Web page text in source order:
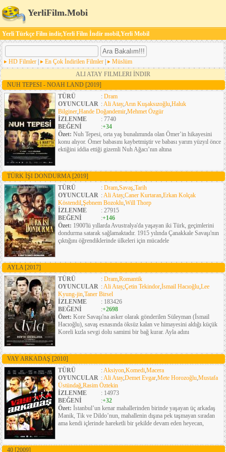
YerliFilm.Mobi
Yerli Türkçe Film indir,Yerli Film İndir mobil,Yerli Mobil
HD Filmler En Çok İndirilen Filmler
Müslüm
ALI ATAY FILMLERI İNDIR
NUH TEPESI - NOAH LAND [2019]
TÜRÜ
: Dram
OYUNCULAR :Ali Atay,Arın Kuşaksızoğlu,Haluk
Bilginer,Hande Doğandemir,Mehmet Özgür
İZLENME
: 7740
BEĞENİ
:+34
Özet: Nuh Tepesi, orta yaş bunalımında olan Ömer’in hikayesini
konu alıyor. Ömer babasını kaybetmiştir ve babası yarım yüzyıl önce
ektiğini iddia ettiği gizemli Nuh Ağacı’nın altına
TÜRK İŞI DONDURMA [2019]
TÜRÜ
: Dram,Savaş,Tarih
OYUNCULAR :Ali Atay,Caner Kurtaran,Erkan Kolçak
Köstendil,Şebnem Bozoklu,Will Thorp
İZLENME
: 27915
BEĞENİ
:+146
Özet: 1900'lü yıllarda Avustralya'da yaşayan iki Türk, geçimlerini
dondurma satarak sağlamaktadır. 1915 yılında Çanakkale Savaşı'nın
çıktığını öğrendiklerinde ülkeleri için mücadele
AYLA [2017]
TÜRÜ
: Dram,Romantik
OYUNCULAR :Ali Atay,Çetin Tekindor,İsmail Hacıoğlu,Lee
Kyung-jin,Taner Birsel
İZLENME
: 183426
BEĞENİ
:+2698
Özet: Kore Savaşı'na asker olarak gönderilen Süleyman (İsmail
Hacıoğlu), savaş esnasında öksüz kalan ve himayesini aldığı küçük
Koreli kızla sevgi dolu samimi bir bağ kurar. Ayla adını
VAY ARKADAŞ [2010]
TÜRÜ
:Aksiyon,Komedi,Macera
OYUNCULAR :Ali Atay,Demet Evgar,Mete Horozoğlu,Mustafa
Üstündağ,Rasim Öztekin
İZLENME
: 14973
BEĞENİ
:+32
Özet: İstanbul’un kenar mahallerinden birinde yaşayan üç arkadaş
Manik, Tik ve Dildo’nun, mahallenin dışına pek taşmayan sıradan
ama kendi içlerinde hareketli bir şekilde devam eden heyecan,
40 [2009]